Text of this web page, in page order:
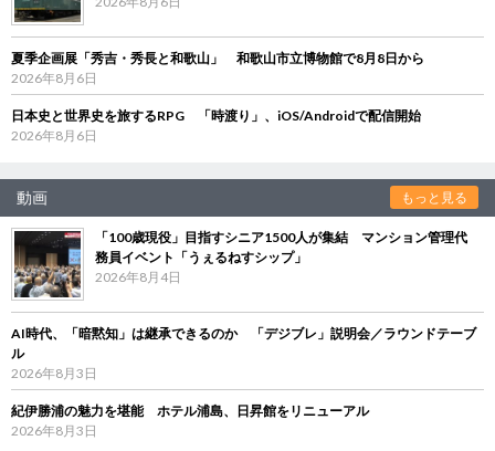
夏季企画展「秀吉・秀長と和歌山」 和歌山市立博物館で8月8日から
2026年8月6日
日本史と世界史を旅するRPG 「時渡り」、iOS/Androidで配信開始
2026年8月6日
動画 もっと見る
「100歳現役」目指すシニア1500人が集結 マンション管理代
務員イベント「うぇるねすシップ」
2026年8月4日
AI時代、「暗黙知」は継承できるのか 「デジブレ」説明会／ラウンドテーブ
ル
2026年8月3日
紀伊勝浦の魅力を堪能 ホテル浦島、日昇館をリニューアル
2026年8月3日